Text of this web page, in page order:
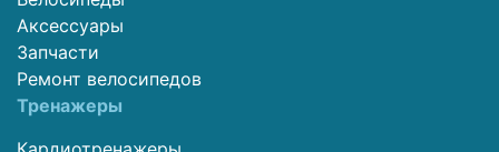
Аксессуары
Запчасти
Ремонт велосипедов
Тренажеры